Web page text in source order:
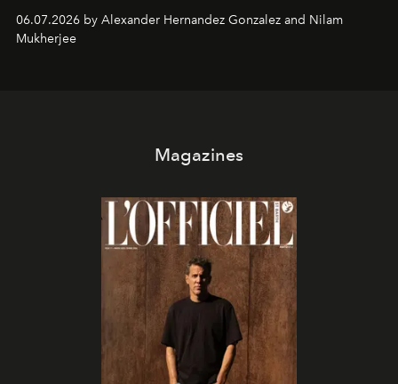
06.07.2026 by Alexander Hernandez Gonzalez and Nilam
Mukherjee
Magazines